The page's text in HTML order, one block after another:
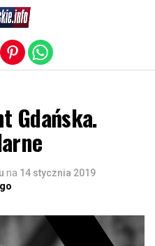
Gdańska.
na 14 stycznia 2019
version